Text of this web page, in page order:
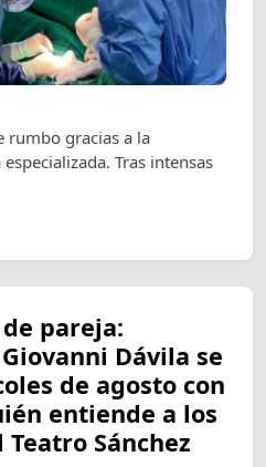
rumbo gracias a la
Tras intensas
pareja:
Dávila se
de agosto con
entiende a los
Sánchez